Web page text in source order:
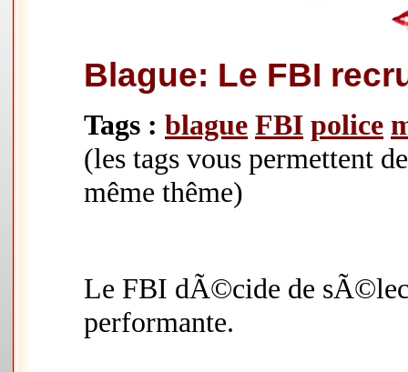
Blague: Le FBI
Tags : blague FBI police
(les tags vous permettent
même thême)
Le FBI dÃ©cide de
performante.